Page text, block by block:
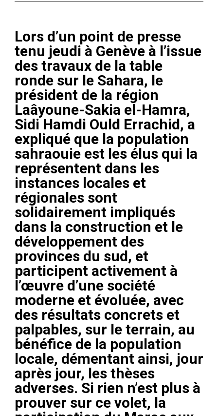
Lors d’un point de presse
tenu jeudi à Genève à l’issue
des travaux de la table
ronde sur le Sahara, le
président de la région
Laâyoune-Sakia el-Hamra,
Sidi Hamdi Ould Errachid, a
expliqué que la population
sahraouie est les élus qui la
représentent dans les
instances locales et
régionales sont
solidairement impliqués
dans la construction et le
développement des
provinces du sud, et
participent activement à
l’œuvre d’une société
moderne et évoluée, avec
des résultats concrets et
palpables, sur le terrain, au
bénéfice de la population
locale, démentant ainsi, jour
après jour, les thèses
adverses. Si rien n’est plus à
prouver sur ce volet, la